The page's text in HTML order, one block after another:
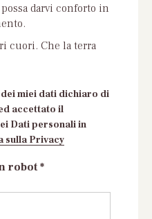
darvi conforto in
cuori. Che la terra
miei dati dichiaro di
accettato il
Dati personali in
sulla Privacy
robot *